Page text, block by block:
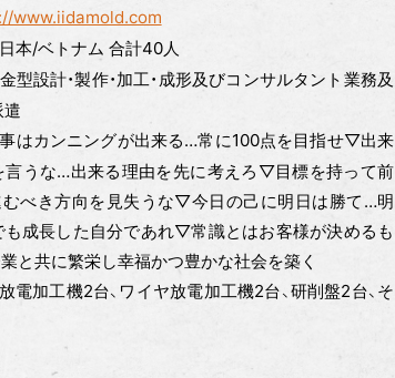
www.iidamold.com
本/ベトナム 合計40人
型設計・製作・加工・成形及びコンサルタント業務及
はカンニングが出来る…常に100点を目指せ▽出来
言うな…出来る理由を先に考えろ▽目標を持って前
べき方向を見失うな▽今日の己に明日は勝て…明
も成長した自分であれ▽常識とはお客様が決めるも
共に繁栄し幸福かつ豊かな社会を築く
加工機2台、ワイヤ放電加工機2台、研削盤2台、そ